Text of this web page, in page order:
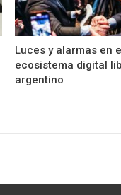
Luces y alarmas en
ecosistema digital
argentino